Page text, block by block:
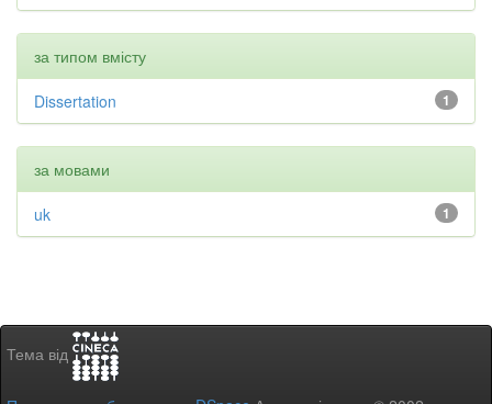
за типом вмісту
1
Dissertation
за мовами
1
uk
Тема від